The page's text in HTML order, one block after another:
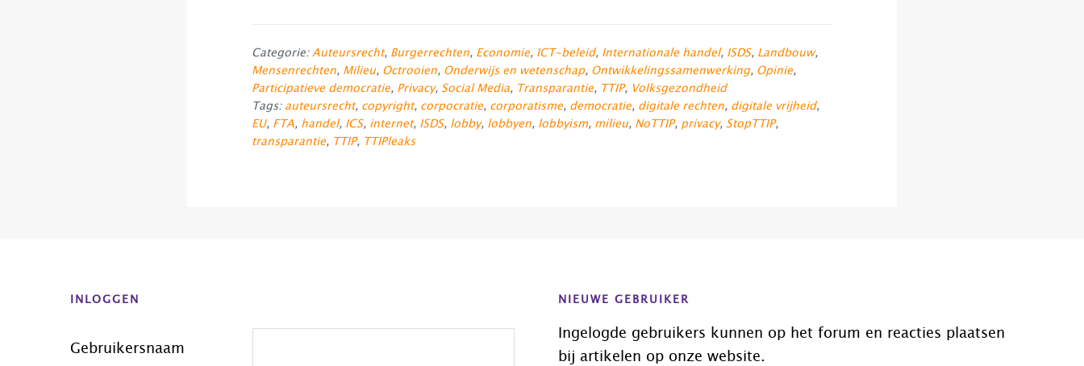
Categorie: Auteursrecht, Burgerrechten, Economie, ICT-beleid, Internationale handel, ISDS, Landbouw,
Mensenrechten, Milieu, Octrooien, Onderwijs en wetenschap, Ontwikkelingssamenwerking, Opinie,
Participatieve democratie, Privacy, Social Media, Transparantie, TTIP, Volksgezondheid
Tags: auteursrecht, copyright, corpocratie, corporatisme, democratie, digitale rechten, digitale vrijheid,
EU, FTA, handel, ICS, internet, ISDS, lobby, lobbyen, lobbyism, milieu, NoTTIP, privacy, StopTTIP,
transparantie, TTIP, TTIPleaks
INLOGGEN
Gebruikersnaam
NIEUWE GEBRUIKER
Ingelogde gebruikers kunnen op het forum en reacties plaatsen
bij artikelen op onze website.